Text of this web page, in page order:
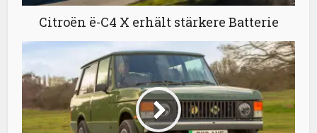
Citroën ë-C4 X erhält stärkere Batterie